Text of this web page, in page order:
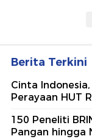
Berita Terkini
Cinta
Perayaan HUT
150 Peneliti
Pangan hingga